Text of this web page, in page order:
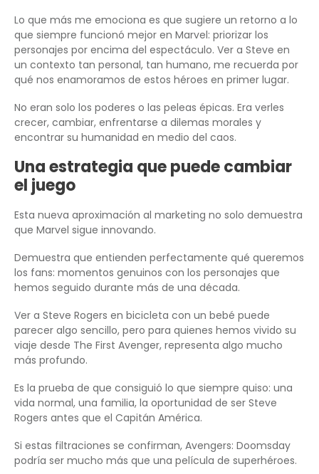
Lo que más me emociona es que sugiere un retorno a lo
que siempre funcionó mejor en Marvel: priorizar los
personajes por encima del espectáculo. Ver a Steve en
un contexto tan personal, tan humano, me recuerda por
qué nos enamoramos de estos héroes en primer lugar.
No eran solo los poderes o las peleas épicas. Era verles
crecer, cambiar, enfrentarse a dilemas morales y
encontrar su humanidad en medio del caos.
Una estrategia que puede cambiar
el juego
Esta nueva aproximación al marketing no solo demuestra
que Marvel sigue innovando.
Demuestra que entienden perfectamente qué queremos
los fans: momentos genuinos con los personajes que
hemos seguido durante más de una década.
Ver a Steve Rogers en bicicleta con un bebé puede
parecer algo sencillo, pero para quienes hemos vivido su
viaje desde The First Avenger, representa algo mucho
más profundo.
Es la prueba de que consiguió lo que siempre quiso: una
vida normal, una familia, la oportunidad de ser Steve
Rogers antes que el Capitán América.
Si estas filtraciones se confirman, Avengers: Doomsday
podría ser mucho más que una película de superhéroes.